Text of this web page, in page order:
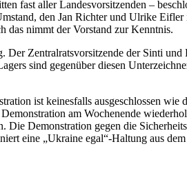
fast aller Landesvorsitzenden –
den Jan Richter und Ulrike
das nimmt der Vorstand zur Kenntnis.
Zentralratsvorsitzende der Sinti
sind gegenüber diesen
ist keinesfalls ausgeschlossen
am Wochenende
Demonstration gegen die
eine „Ukraine egal“-Haltung aus